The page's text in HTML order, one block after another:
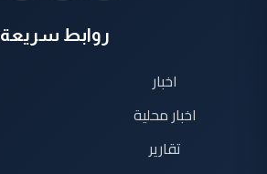
روابط سريعة
اخبار
اخبار محلية
تقارير